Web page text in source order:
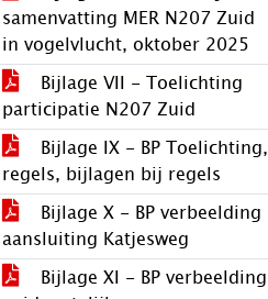
samenvatting MER N207 Zuid
in vogelvlucht, oktober 2025
Bijlage VII - Toelichting
participatie N207 Zuid
Bijlage IX - BP Toelichting,
regels, bijlagen bij regels
Bijlage X - BP verbeelding
aansluiting Katjesweg
Bijlage XI - BP verbeelding